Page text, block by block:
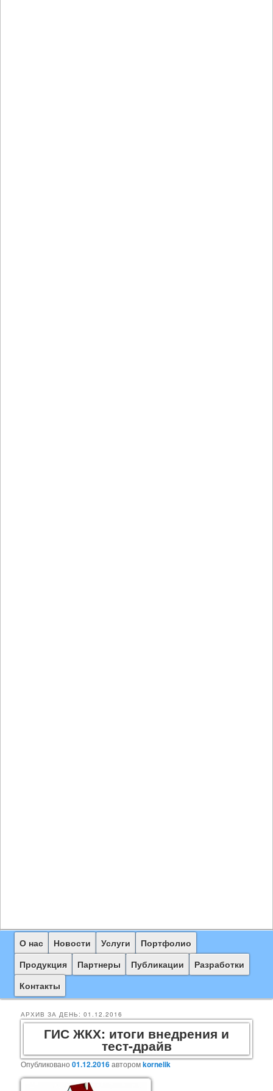
Главное
меню
Перейти
к
основному
содержимому
Перейти
к
дополнительному
содержимому
О нас Новости Услуги
Портфолио
Продукция
Партнеры Публикации
Разработки
Контакты
АРХИВ ЗА ДЕНЬ:01.12.2016
ГИС ЖКХ: итоги внедрения и
тест-драйв
Опубликовано01.12.2016авторомkornelik